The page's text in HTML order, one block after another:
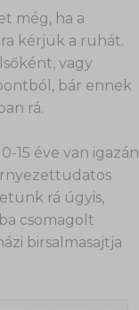
még, ha a
kérjük a ruhát.
vagy
bár ennek
rá.
15 éve van igazán
rá úgyis,
csomagolt
birsalmasajtja